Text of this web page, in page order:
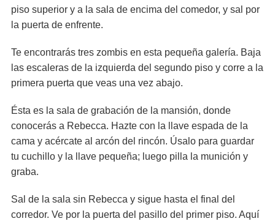
piso superior y a la sala de encima del comedor, y sal por
la puerta de enfrente.
Te encontrarás tres zombis en esta pequeña galería. Baja
las escaleras de la izquierda del segundo piso y corre a la
primera puerta que veas una vez abajo.
Ésta es la sala de grabación de la mansión, donde
conocerás a Rebecca. Hazte con la llave espada de la
cama y acércate al arcón del rincón. Úsalo para guardar
tu cuchillo y la llave pequeña; luego pilla la munición y
graba.
Sal de la sala sin Rebecca y sigue hasta el final del
corredor. Ve por la puerta del pasillo del primer piso. Aquí